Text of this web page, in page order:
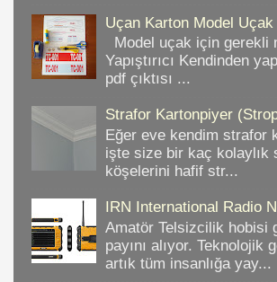
Uçan Karton Model
Model uçak için gerekli
Yapıştırıcı Kendinden
pdf çıktısı ...
Strafor Kartonpiyer
Eğer eve kendim strafor
işte size bir kaç kolaylık
köşelerini hafif str...
IRN International Radio
Amatör Telsizcilik hobisi
payını alıyor.
artık tüm insanlığa yay...